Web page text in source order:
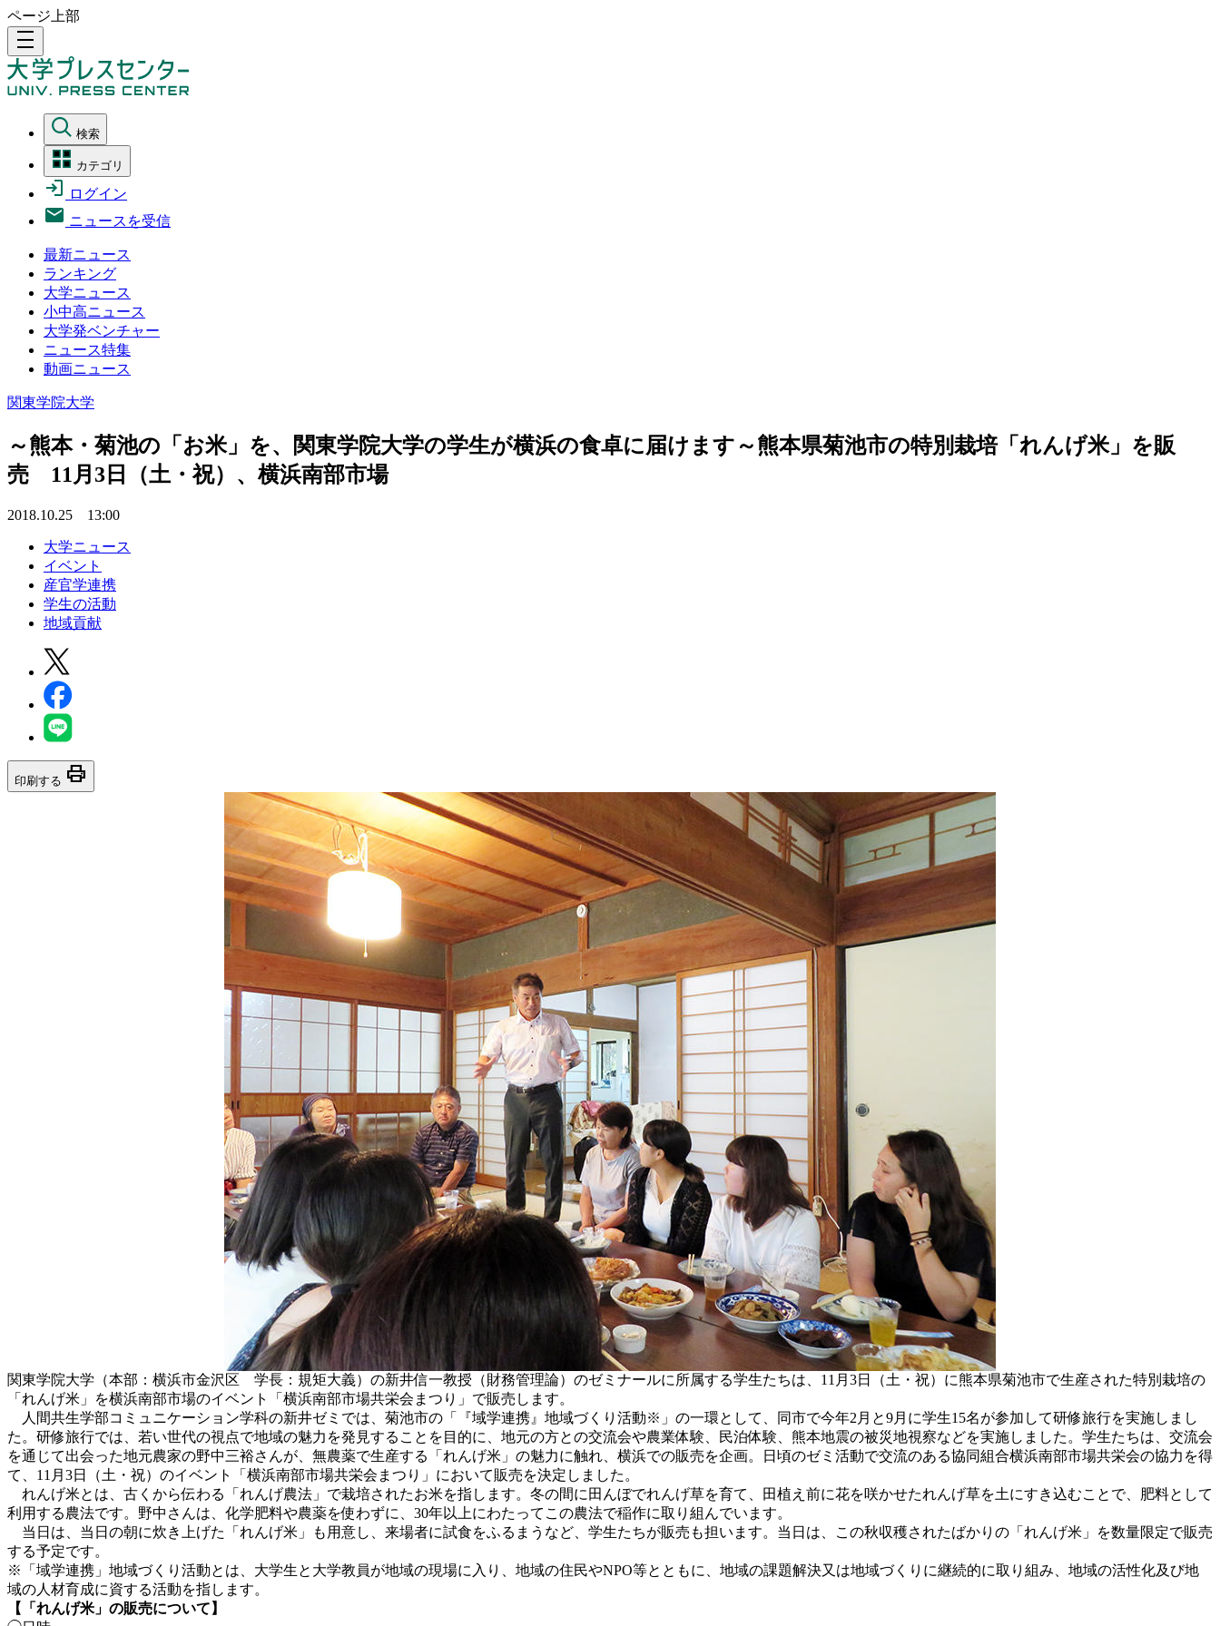
ページ上部
density_medium
検索
カテゴリ
ログイン
ニュースを受信
最新ニュース
ランキング
大学ニュース
小中高ニュース
大学発ベンチャー
ニュース特集
動画ニュース
関東学院大学
～熊本・菊池の「お米」を、関東学院大学の学生が横浜の食卓に届けます～熊本県菊池市の特別栽培「れんげ米」を販
売 11月3日（土・祝）、横浜南部市場
2018.10.25 13:00
大学ニュース
イベント
産官学連携
学生の活動
地域貢献
印刷する print
関東学院大学（本部：横浜市金沢区 学長：規矩大義）の新井信一教授（財務管理論）のゼミナールに所属する学生たちは、11月3日（土・祝）に熊本県菊池市で生産された特別栽培の
「れんげ米」を横浜南部市場のイベント「横浜南部市場共栄会まつり」で販売します。
人間共生学部コミュニケーション学科の新井ゼミでは、菊池市の「『域学連携』地域づくり活動※」の一環として、同市で今年2月と9月に学生15名が参加して研修旅行を実施しまし
た。研修旅行では、若い世代の視点で地域の魅力を発見することを目的に、地元の方との交流会や農業体験、民泊体験、熊本地震の被災地視察などを実施しました。学生たちは、交流会
を通じて出会った地元農家の野中三裕さんが、無農薬で生産する「れんげ米」の魅力に触れ、横浜での販売を企画。日頃のゼミ活動で交流のある協同組合横浜南部市場共栄会の協力を得
て、11月3日（土・祝）のイベント「横浜南部市場共栄会まつり」において販売を決定しました。
れんげ米とは、古くから伝わる「れんげ農法」で栽培されたお米を指します。冬の間に田んぼでれんげ草を育て、田植え前に花を咲かせたれんげ草を土にすき込むことで、肥料として
利用する農法です。野中さんは、化学肥料や農薬を使わずに、30年以上にわたってこの農法で稲作に取り組んでいます。
当日は、当日の朝に炊き上げた「れんげ米」も用意し、来場者に試食をふるまうなど、学生たちが販売も担います。当日は、この秋収穫されたばかりの「れんげ米」を数量限定で販売
する予定です。
※「域学連携」地域づくり活動とは、大学生と大学教員が地域の現場に入り、地域の住民やNPO等とともに、地域の課題解決又は地域づくりに継続的に取り組み、地域の活性化及び地
域の人材育成に資する活動を指します。
【「れんげ米」の販売について】